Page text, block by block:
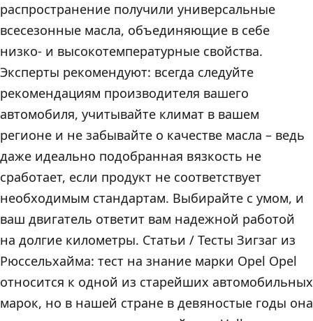
распространение получили универсальные
всесезонные масла, объединяющие в себе
низко- и высокотемпературные свойства.
Эксперты рекомендуют: всегда следуйте
рекомендациям производителя вашего
автомобиля, учитывайте климат в вашем
регионе и не забывайте о качестве масла – ведь
даже идеально подобранная вязкость не
сработает, если продукт не соответствует
необходимым стандартам. Выбирайте с умом, и
ваш двигатель ответит вам надежной работой
на долгие километры. Статьи / Тесты Зигзаг из
Рюссельхайма: тест на знание марки Opel Opel
относится к одной из старейших автомобильных
марок, но в нашей стране в девяностые годы она